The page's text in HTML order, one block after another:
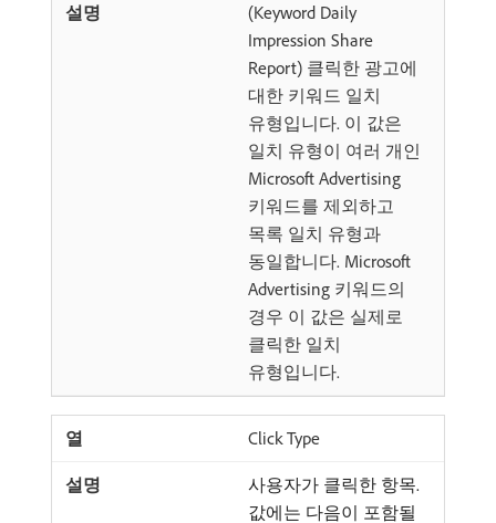
(Keyword Daily
Impression Share
Report) 클릭한 광고에
대한 키워드 일치
유형입니다. 이 값은
일치 유형이 여러 개인
Microsoft Advertising
키워드를 제외하고
목록 일치 유형과
동일합니다. Microsoft
Advertising 키워드의
경우 이 값은 실제로
클릭한 일치
유형입니다.
Click Type
사용자가 클릭한 항목.
값에는 다음이 포함될